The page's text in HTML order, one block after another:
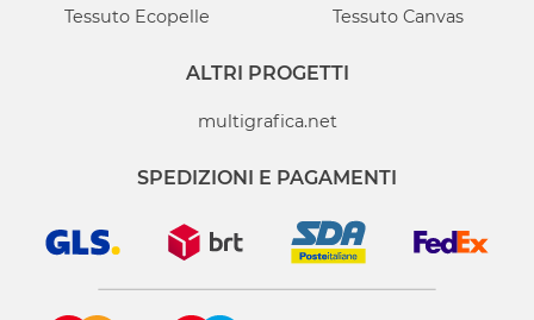
Tessuto Ecopelle
Tessuto Canvas
ALTRI PROGETTI
multigrafica.net
SPEDIZIONI E PAGAMENTI